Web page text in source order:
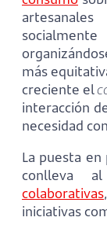
más
creciente el
interacción
necesidad
La puesta
conlleva
colaborativas
iniciativas